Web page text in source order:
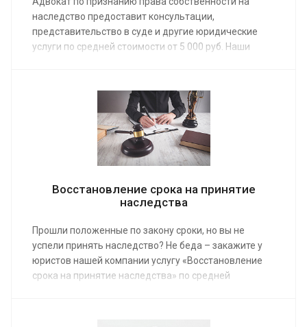
наследство предоставит консультации,
представительство в суде и другие юридические
услуги по средней стоимости от 5 000 руб. Наши
консультацию и получить ответы на насущные
вопросы можно по телефону или в чате на сайте.
Восстановление срока на принятие
наследства
Прошли положенные по закону сроки, но вы не
успели принять наследство? Не беда – закажите у
юристов нашей компании услугу «Восстановление
срока на принятие наследства» по средней